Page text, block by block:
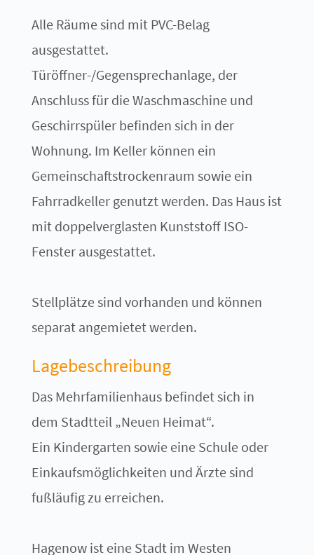
Alle Räume sind mit PVC-Belag
ausgestattet.
Türöffner-/Gegensprechanlage, der
Anschluss für die Waschmaschine und
Geschirrspüler befinden sich in der
Wohnung. Im Keller können ein
Gemeinschaftstrockenraum sowie ein
Fahrradkeller genutzt werden. Das Haus ist
mit doppelverglasten Kunststoff ISO-
Fenster ausgestattet.
Stellplätze sind vorhanden und können
separat angemietet werden.
Lagebeschreibung
Das Mehrfamilienhaus befindet sich in
dem Stadtteil „Neuen Heimat“.
Ein Kindergarten sowie eine Schule oder
Einkaufsmöglichkeiten und Ärzte sind
fußläufig zu erreichen.
Hagenow ist eine Stadt im Westen